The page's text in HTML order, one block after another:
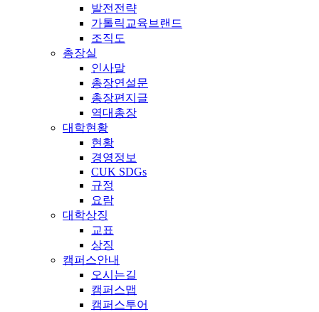
발전전략
가톨릭교육브랜드
조직도
총장실
인사말
총장연설문
총장편지글
역대총장
대학현황
현황
경영정보
CUK SDGs
규정
요람
대학상징
교표
상징
캠퍼스안내
오시는길
캠퍼스맵
캠퍼스투어